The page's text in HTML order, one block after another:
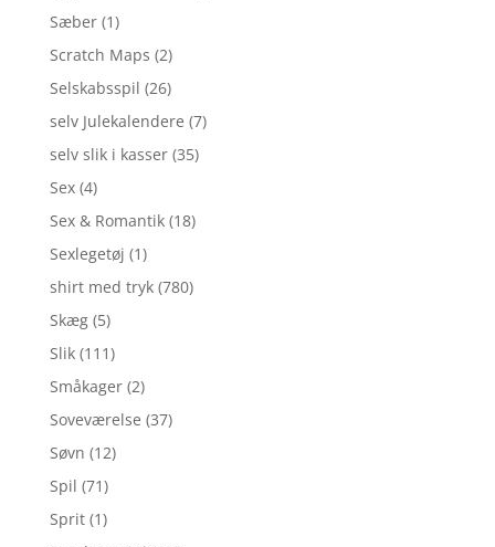
Sæber (1)
Scratch Maps (2)
Selskabsspil (26)
selv Julekalendere (7)
selv slik i kasser (35)
Sex (4)
Sex & Romantik (18)
Sexlegetøj (1)
shirt med tryk (780)
Skæg (5)
Slik (111)
Småkager (2)
Soveværelse (37)
Søvn (12)
Spil (71)
Sprit (1)